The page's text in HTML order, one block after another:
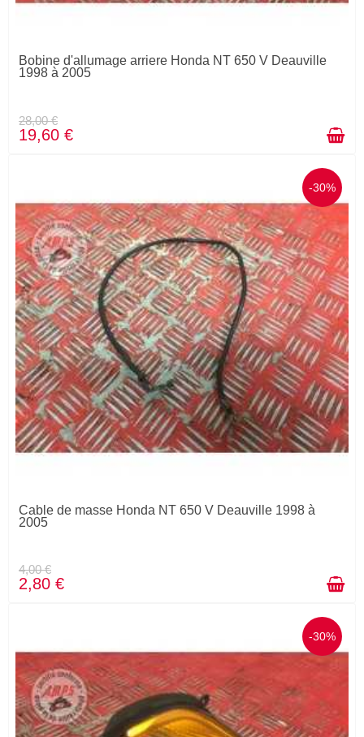
Bobine d'allumage arriere Honda NT 650 V Deauville
1998 à 2005
28,00 €
19,60 €
-30%
Cable de masse Honda NT 650 V Deauville 1998 à
2005
4,00 €
2,80 €
-30%